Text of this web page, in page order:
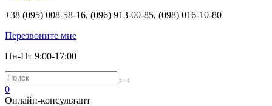
+38 (095) 008-58-16, (096) 913-00-85, (098) 016-10-80
Перезвоните мне
Пн-Пт 9:00-17:00
0
Онлайн-консультант